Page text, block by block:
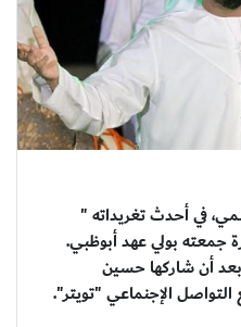
في أحدث تغريداته "
جمعته بولي عهد أبوظبي.
أن شاركها حسين
الإجنماعي "تويتر".